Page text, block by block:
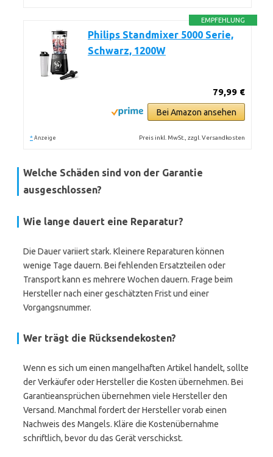
EMPFEHLUNG
Philips Standmixer 5000 Serie,
Schwarz, 1200W
79,99 €
Bei Amazon ansehen
* Anzeige Preis inkl. MwSt., zzgl. Versandkosten
Welche Schäden sind von der Garantie
ausgeschlossen?
Wie lange dauert eine Reparatur?
Die Dauer variiert stark. Kleinere Reparaturen können
wenige Tage dauern. Bei fehlenden Ersatzteilen oder
Transport kann es mehrere Wochen dauern. Frage beim
Hersteller nach einer geschätzten Frist und einer
Vorgangsnummer.
Wer trägt die Rücksendekosten?
Wenn es sich um einen mangelhaften Artikel handelt, sollte
der Verkäufer oder Hersteller die Kosten übernehmen. Bei
Garantieansprüchen übernehmen viele Hersteller den
Versand. Manchmal fordert der Hersteller vorab einen
Nachweis des Mangels. Kläre die Kostenübernahme
schriftlich, bevor du das Gerät verschickst.